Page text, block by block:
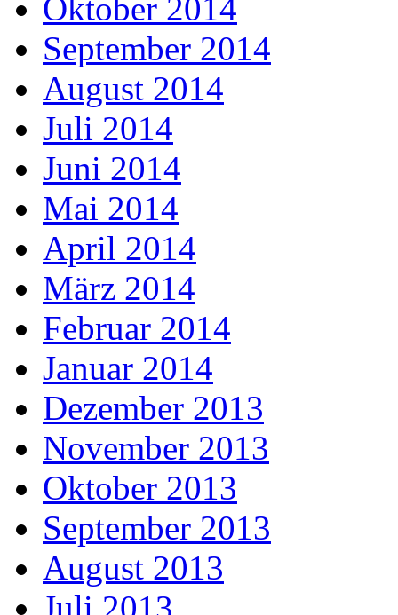
Oktober 2014
September 2014
August 2014
Juli 2014
Juni 2014
Mai 2014
April 2014
März 2014
Februar 2014
Januar 2014
Dezember 2013
November 2013
Oktober 2013
September 2013
August 2013